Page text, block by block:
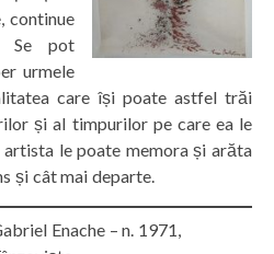
continue
Se pot
urmele
care își poate astfel trăi
și al timpurilor pe care ea le
le poate memora și arăta
și cât mai departe.
Enache – n. 1971,